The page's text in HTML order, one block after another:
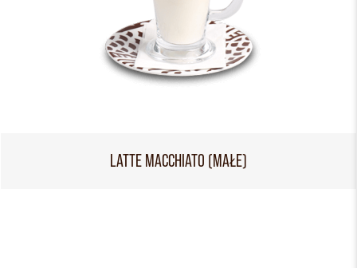
LATTE MACCHIATO (MAŁE)